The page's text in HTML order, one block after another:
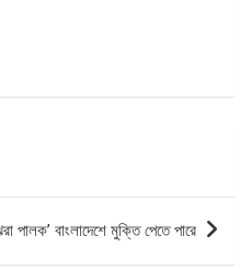
পালক’ বাংলাদেশে মুক্তি পেতে পারে